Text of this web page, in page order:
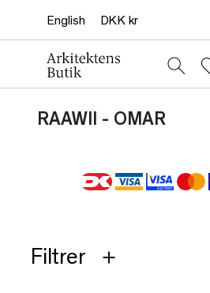
RAAWII - OMAR
Filtrer